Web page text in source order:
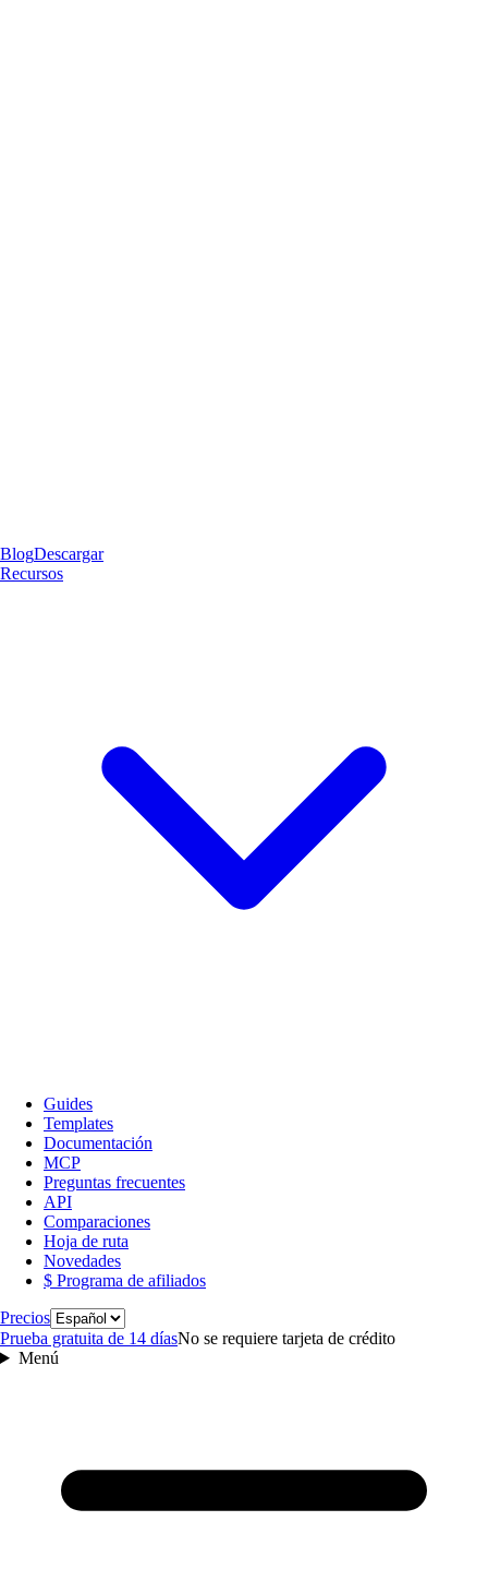
BlogDescargar
Recursos
Guides
Templates
Documentación
MCP
Preguntas frecuentes
API
Comparaciones
Hoja de ruta
Novedades
$ Programa de afiliados
PreciosIdioma
Prueba gratuita de 14 díasNo se requiere tarjeta de crédito
Menú